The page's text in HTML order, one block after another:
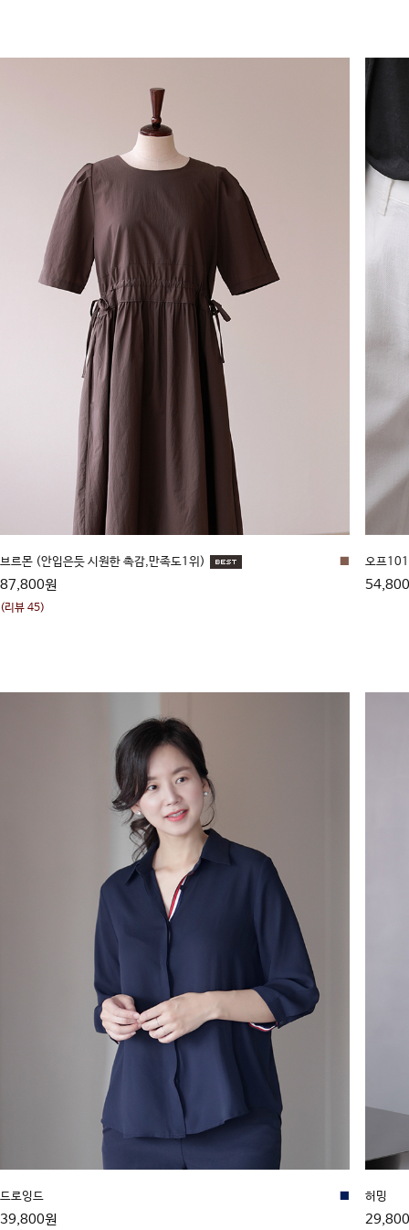
브르몬 (안입은듯 시원한 촉감,만족도1위)
87,800원
(리뷰 45)
오프101
드로잉드
39,800원
허밍